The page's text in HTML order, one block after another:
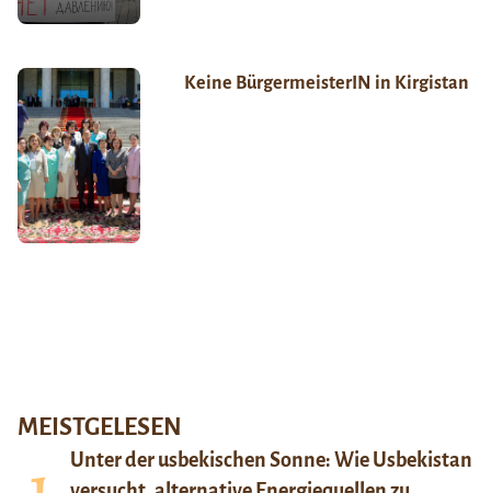
Keine BürgermeisterIN in Kirgistan
MEISTGELESEN
Unter der usbekischen Sonne: Wie Usbekistan